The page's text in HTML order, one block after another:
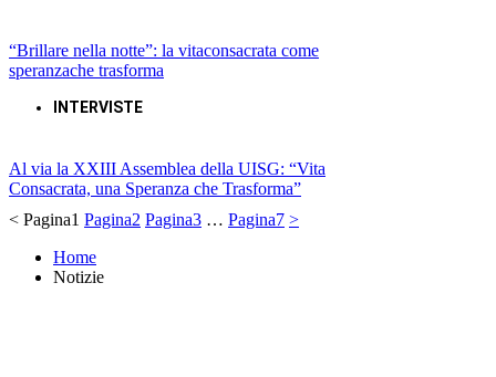
“Brillare nella notte”: la vitaconsacrata come
speranzache trasforma
INTERVISTE
Al via la XXIII Assemblea della UISG: “Vita
Consacrata, una Speranza che Trasforma”
< Pagina1 Pagina2 Pagina3 … Pagina7 >
Home
Notizie